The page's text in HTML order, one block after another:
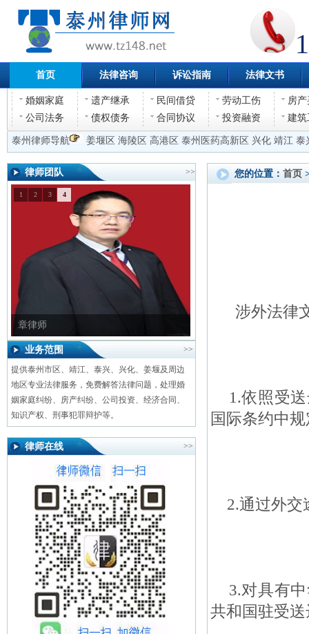
首页 法律咨询 诉讼指南 法律文书
婚姻家庭 遗产继承 民间借贷 劳动工伤
房
公司法务
债权债务 合同协议 投资融资 建筑
泰州律师导航 姜堰区 海陵区 高港区 泰州医药高新区 兴化 靖江 泰
律师团队 >>
章律师
1 2 3 4
业务范围 >>
提供泰州市区、靖江、泰兴、兴化、姜堰及周边
地区专业法律服务，免费解答法律问题，处理婚
姻家庭纠纷、房产纠纷、公司投资、经济合同、
知识产权、刑事犯罪辩护等。
律师在线 >>
您的位置： 首页
涉外法律
1.依照受送
国际条约中
2.通过外交
3.对具有中
共和国驻受